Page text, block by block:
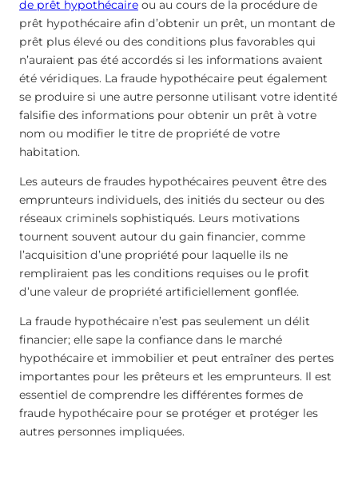
de prêt hypothécaire ou au cours de la procédure de
prêt hypothécaire afin d’obtenir un prêt, un montant de
prêt plus élevé ou des conditions plus favorables qui
n’auraient pas été accordés si les informations avaient
été véridiques. La fraude hypothécaire peut également
se produire si une autre personne utilisant votre identité
falsifie des informations pour obtenir un prêt à votre
nom ou modifier le titre de propriété de votre
habitation.
Les auteurs de fraudes hypothécaires peuvent être des
emprunteurs individuels, des initiés du secteur ou des
réseaux criminels sophistiqués. Leurs motivations
tournent souvent autour du gain financier, comme
l’acquisition d’une propriété pour laquelle ils ne
rempliraient pas les conditions requises ou le profit
d’une valeur de propriété artificiellement gonflée.
La fraude hypothécaire n’est pas seulement un délit
financier; elle sape la confiance dans le marché
hypothécaire et immobilier et peut entraîner des pertes
importantes pour les prêteurs et les emprunteurs. Il est
essentiel de comprendre les différentes formes de
fraude hypothécaire pour se protéger et protéger les
autres personnes impliquées.